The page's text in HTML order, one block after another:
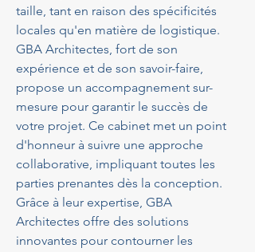
taille, tant en raison des spécificités
locales qu'en matière de logistique.
GBA Architectes, fort de son
expérience et de son savoir-faire,
propose un accompagnement sur-
mesure pour garantir le succès de
votre projet. Ce cabinet met un point
d'honneur à suivre une approche
collaborative, impliquant toutes les
parties prenantes dès la conception.
Grâce à leur expertise, GBA
Architectes offre des solutions
innovantes pour contourner les